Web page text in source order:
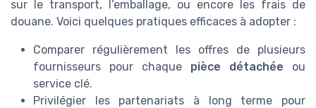
sur le transport, l’emballage, ou encore les frais de
douane. Voici quelques pratiques efficaces à adopter :
Comparer régulièrement les offres de plusieurs
fournisseurs pour chaque pièce détachée ou
service clé.
Privilégier les partenariats à long terme pour